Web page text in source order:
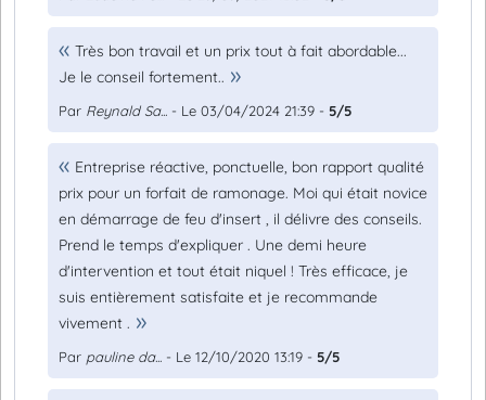
Très bon travail et un prix tout à fait abordable...
Je le conseil fortement..
Par Reynald Sa... - Le 03/04/2024 21:39 - 5/5
Entreprise réactive, ponctuelle, bon rapport qualité
prix pour un forfait de ramonage. Moi qui était novice
en démarrage de feu d'insert , il délivre des conseils.
Prend le temps d'expliquer . Une demi heure
d'intervention et tout était niquel ! Très efficace, je
suis entièrement satisfaite et je recommande
vivement .
Par pauline da... - Le 12/10/2020 13:19 - 5/5